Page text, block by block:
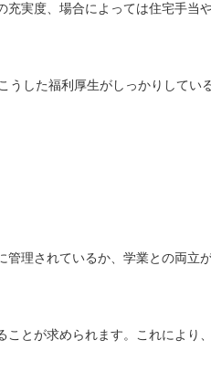
充実度、場合によっては住宅手当
うした福利厚生がしっかりしてい
管理されているか、学業との両立
ことが求められます。これにより